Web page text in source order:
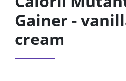
Gainer -
cream